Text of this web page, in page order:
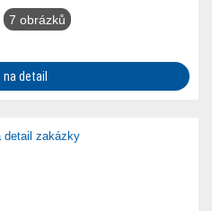
7 obrázků
na detail